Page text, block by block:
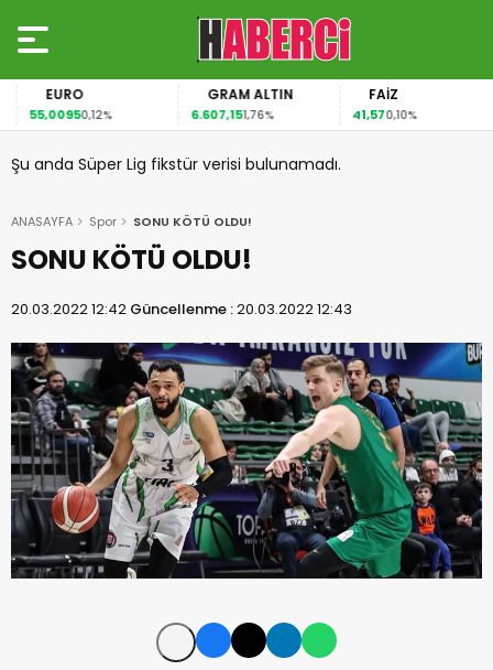
EURO
55,00950,12%
GRAM ALTIN
6.607,151,76%
FAİZ
41,570,10%
Şu anda Süper Lig fikstür verisi bulunamadı.
ANASAYFA Spor SONU KÖTÜ OLDU!
SONU KÖTÜ OLDU!
20.03.2022 12:42 Güncellenme :20.03.2022 12:43